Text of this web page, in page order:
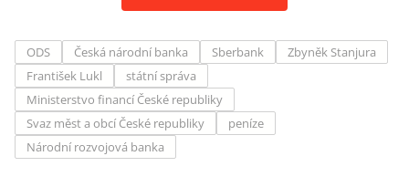
ODS Česká národní banka Sberbank
Zbyněk Stanjura
František Lukl
státní správa
Ministerstvo financí České republiky
Svaz měst a obcí České republiky
peníze
Národní rozvojová banka